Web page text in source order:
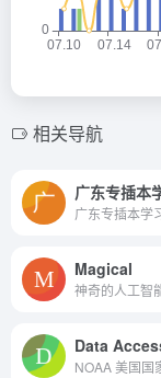
相关导航
Magical
Data